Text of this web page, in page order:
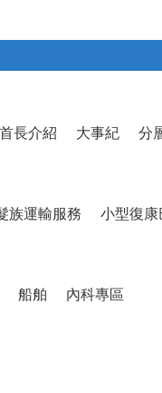
首長介紹 大事紀 分
族運輸服務 小型復康
船舶 內科專區